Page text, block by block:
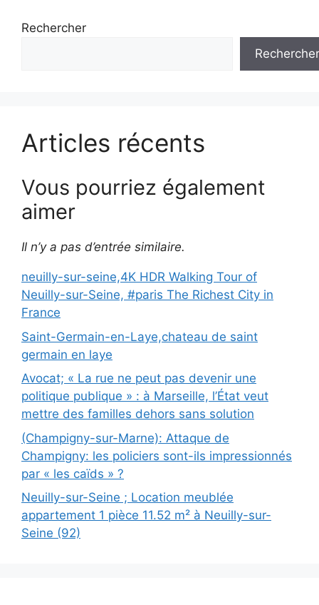
Rechercher
Rechercher
Articles récents
Vous pourriez également
aimer
Il n’y a pas d’entrée similaire.
neuilly-sur-seine,4K HDR Walking Tour of
Neuilly-sur-Seine, #paris The Richest City in
France
Saint-Germain-en-Laye,chateau de saint
germain en laye
Avocat; « La rue ne peut pas devenir une
politique publique » : à Marseille, l’État veut
mettre des familles dehors sans solution
(Champigny-sur-Marne): Attaque de
Champigny: les policiers sont-ils impressionnés
par « les caïds » ?
Neuilly-sur-Seine ; Location meublée
appartement 1 pièce 11.52 m² à Neuilly-sur-
Seine (92)